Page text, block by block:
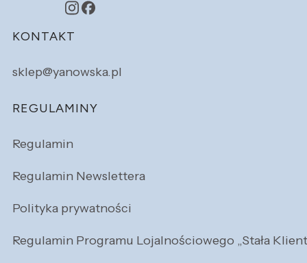
Linki w stopce
KONTAKT
sklep@yanowska.pl
REGULAMINY
Regulamin
Regulamin Newslettera
Polityka prywatności
Regulamin Programu Lojalnościowego „Stała